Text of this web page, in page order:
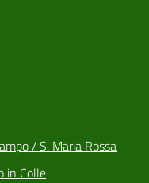
/ S. Maria Rossa
in Colle